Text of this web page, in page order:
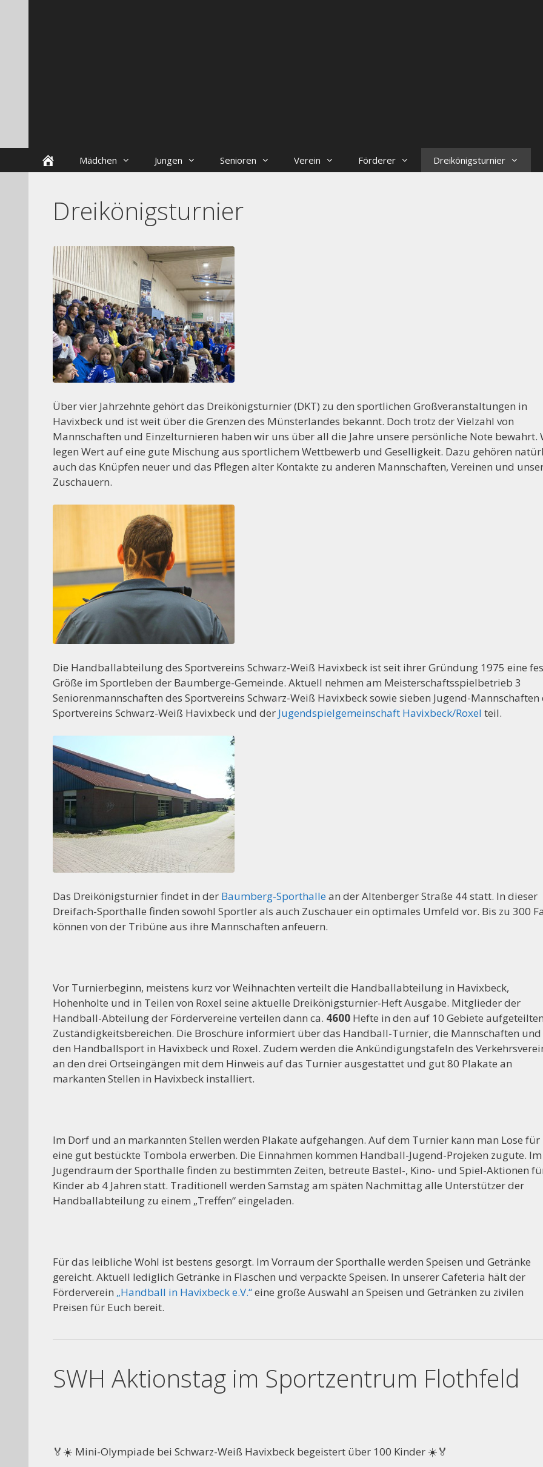
StartseiteMädchen Jungen Senioren Verein Förderer Dreikönigsturnier
Dreikönigsturnier
Über vier Jahrzehnte gehört das Dreikönigsturnier (DKT) zu den sportlichen Großveranstaltungen in
Havixbeck und ist weit über die Grenzen des Münsterlandes bekannt. Doch trotz der Vielzahl von
Mannschaften und Einzelturnieren haben wir uns über all die Jahre unsere persönliche Note bewahrt.
legen Wert auf eine gute Mischung aus sportlichem Wettbewerb und Geselligkeit. Dazu gehören
auch das Knüpfen neuer und das Pflegen alter Kontakte zu anderen Mannschaften, Vereinen und
Zuschauern.
Die Handballabteilung des Sportvereins Schwarz-Weiß Havixbeck ist seit ihrer Gründung 1975 eine
Größe im Sportleben der Baumberge-Gemeinde. Aktuell nehmen am Meisterschaftsspielbetrieb 3
Seniorenmannschaften des Sportvereins Schwarz-Weiß Havixbeck sowie sieben Jugend-Mannschaften
Sportvereins Schwarz-Weiß Havixbeck und der Jugendspielgemeinschaft Havixbeck/Roxel teil.
Das Dreikönigsturnier findet in der Baumberg-Sporthalle an der Altenberger Straße 44 statt. In dieser
Dreifach-Sporthalle finden sowohl Sportler als auch Zuschauer ein optimales Umfeld vor. Bis zu 300
können von der Tribüne aus ihre Mannschaften anfeuern.
Vor Turnierbeginn, meistens kurz vor Weihnachten verteilt die Handballabteilung in Havixbeck,
Hohenholte und in Teilen von Roxel seine aktuelle Dreikönigsturnier-Heft Ausgabe. Mitglieder der
Handball-Abteilung der Fördervereine verteilen dann ca. 4600 Hefte in den auf 10 Gebiete
Zuständigkeitsbereichen. Die Broschüre informiert über das Handball-Turnier, die Mannschaften und
den Handballsport in Havixbeck und Roxel. Zudem werden die Ankündigungstafeln des
an den drei Ortseingängen mit dem Hinweis auf das Turnier ausgestattet und gut 80 Plakate an
markanten Stellen in Havixbeck installiert.
Im Dorf und an markannten Stellen werden Plakate aufgehangen. Auf dem Turnier kann man Lose für
eine gut bestückte Tombola erwerben. Die Einnahmen kommen Handball-Jugend-Projeken zugute. Im
Jugendraum der Sporthalle finden zu bestimmten Zeiten, betreute Bastel-, Kino- und Spiel-Aktionen
Kinder ab 4 Jahren statt. Traditionell werden Samstag am späten Nachmittag alle Unterstützer der
Handballabteilung zu einem „Treffen“ eingeladen.
Für das leibliche Wohl ist bestens gesorgt. Im Vorraum der Sporthalle werden Speisen und Getränke
gereicht. Aktuell lediglich Getränke in Flaschen und verpackte Speisen. In unserer Cafeteria hält der
Förderverein „Handball in Havixbeck e.V.“eine große Auswahl an Speisen und Getränken zu zivilen
Preisen für Euch bereit.
SWH Aktionstag im Sportzentrum Flothfeld
🏅☀️ Mini-Olympiade bei Schwarz-Weiß Havixbeck begeistert über 100 Kinder ☀️🏅
++++ Der Vorstand der Handballabteilung sucht Mitstreiter,